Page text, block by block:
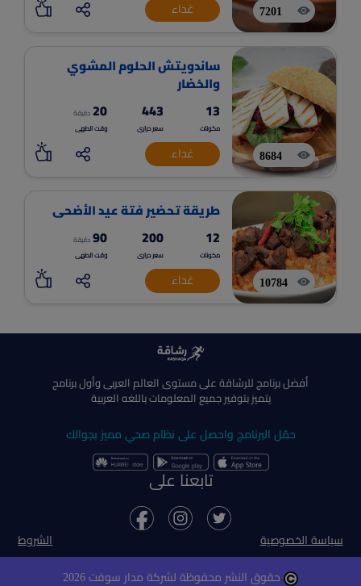
7201 غداء
8684
ساندويتش الحلوم المشوي
والخضار
13
مكونات
443
سعر حرارى
20 دقيقة
وقت الطهى
غداء
10784
طريقة تحضير فتة عيد الأضحى
12
مكونات
200
سعر حرارى
90 دقيقة
وقت الطهى
غداء
أفضل برنامج للرشاقة على مستوى العالم العربى وأول برنامج
يتميز بتوفير جميع المعلومات باللغه العربية
حمّل البرنامج واحصل على نظام صحي مميز بجوالك
تابعنا على
سياسة الخصوصية الشروط
حقوق النشر محفوظة لشركة مدار سوفت 2026